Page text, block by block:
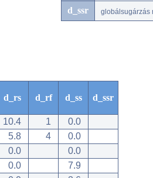
d_ssr globálsugárzás
d_rs d_rf d_ss d_ssr
10.4 1
0.0
5.8 4
0.0
0.0
0.0
0.0
7.9